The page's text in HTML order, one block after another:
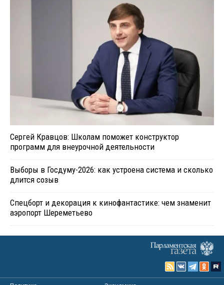
Сергей Кравцов: Школам поможет конструктор
программ для внеурочной деятельности
Выборы в Госдуму-2026: как устроена система и сколько
длится созыв
Спецборт и декорация к кинофантастике: чем знаменит
аэропорт Шереметьево